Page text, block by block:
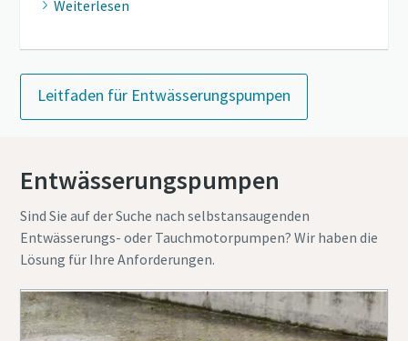
Weiterlesen
Leitfaden für Entwässerungspumpen
Entwässerungspumpen
Sind Sie auf der Suche nach selbstansaugenden
Entwässerungs- oder Tauchmotorpumpen? Wir haben die
Lösung für Ihre Anforderungen.